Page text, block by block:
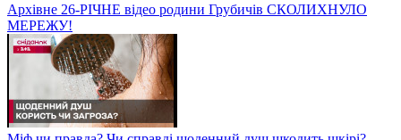
Архівне 26-РІЧНЕ відео родини Грубичів СКОЛИХНУЛО
МЕРЕЖУ!